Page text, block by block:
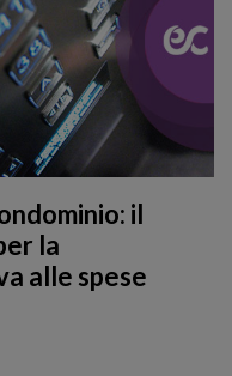
il
la
alle spese